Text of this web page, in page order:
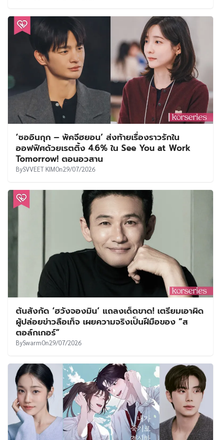
‘ซออินกุก – พัคจีฮยอน’ ส่งท้ายเรื่องราวรักใน
ออฟฟิศด้วยเรตติ้ง 4.6% ใน See You at Work
Tomorrow! ตอนอวสาน
BySVVEET KIMOn29/07/2026
ต้นสังกัด ‘ฮวังจองมิน’ แถลงเด็ดขาด! เตรียมเอาผิด
ผู้ปล่อยข่าวลือเท็จ เผยความจริงเป็นฝีมือของ “ส
ตอล์กเกอร์”
BySwarmOn29/07/2026